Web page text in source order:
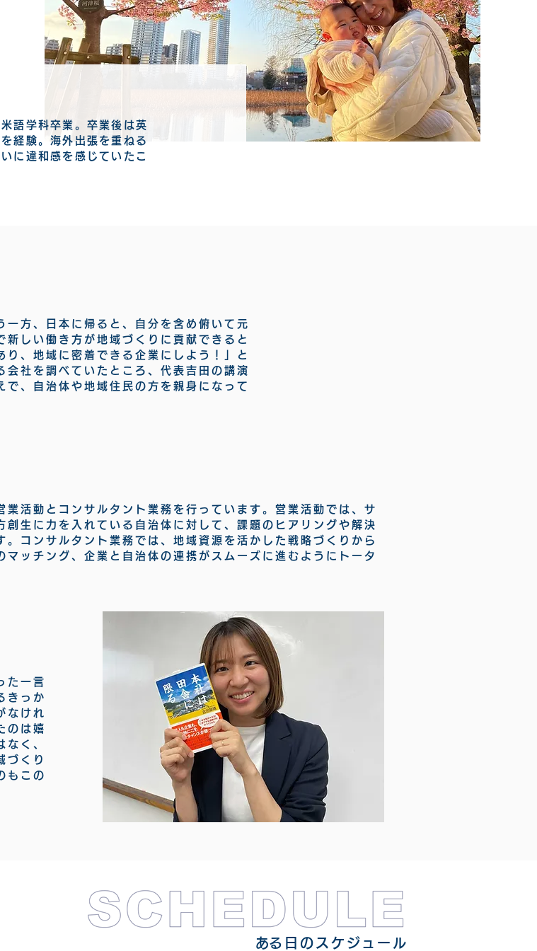
語学科卒業。卒業後は英
経験。海外出張を重ねる
に違和感を感じていたこ
方、日本に帰ると、
自分を含め俯いて元
新しい働き方が地域づくりに貢献できると
り、地域に密着できる企業にしよう！」と
社を調べていたところ、 代表吉田の講演
で、
自治体や地域住民の方を親身になって
活動とコンサルタント業務を行っています。 営業活動では、サ
創生に力を入れている自治体に対して、 課題のヒアリングや解決
。 コンサルタント業務では、地域資源を活かした戦略づくりから
マッチング、 企業と自治体の連携がスムーズに進むようにトータ
た一言
きっか
なけれ
のは嬉
なく、
づくり
もこの
​ある日のスケジュール